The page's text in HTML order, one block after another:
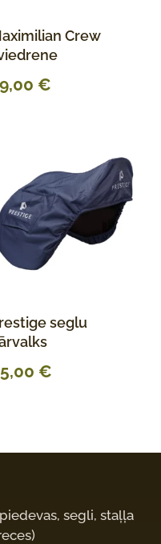
Crew
€
seglu
€
segli, staļļa